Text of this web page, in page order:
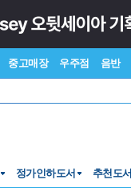
중고매장 우주점 음반
정가인하도서 추천도서